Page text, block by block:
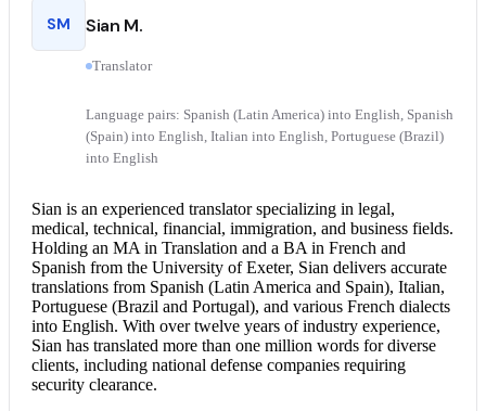
SM Sian M.
Translator
Language pairs: Spanish (Latin America) into English, Spanish
(Spain) into English, Italian into English, Portuguese (Brazil)
into English
Sian is an experienced translator specializing in legal,
medical, technical, financial, immigration, and business fields.
Holding an MA in Translation and a BA in French and
Spanish from the University of Exeter, Sian delivers accurate
translations from Spanish (Latin America and Spain), Italian,
Portuguese (Brazil and Portugal), and various French dialects
into English. With over twelve years of industry experience,
Sian has translated more than one million words for diverse
clients, including national defense companies requiring
security clearance.